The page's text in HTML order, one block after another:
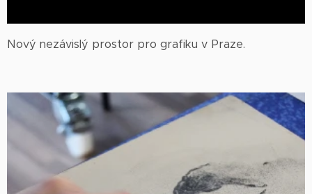
Nový nezávislý prostor pro grafiku v Praze.